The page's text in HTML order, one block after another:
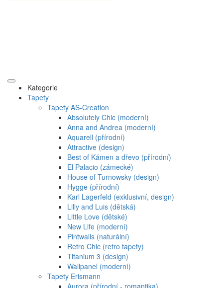
Kategorie
Tapety
Tapety AS-Creation
Absolutely Chic (moderní)
Anna and Andrea (moderní)
Aquarell (přírodní)
Attractive (design)
Best of Kámen a dřevo (přírodní)
El Palacio (zámecké)
House of Turnowsky (design)
Hygge (přírodní)
Karl Lagerfeld (exklusivní, design)
Lilly and Luis (dětská)
Little Love (dětské)
New Life (moderní)
Pintwalls (naturální)
Retro Chic (retro tapety)
Titanium 3 (design)
Wallpanel (moderní)
Tapety Erismann
Aurora (přírodní - romantika)